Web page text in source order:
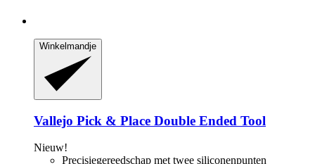
Winkelmandje
Vallejo Pick & Place Double Ended Tool
Nieuw!
Precisiegereedschap met twee siliconenpunten